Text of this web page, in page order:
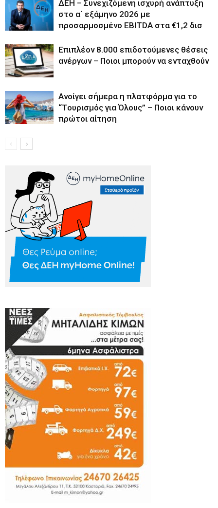
ΔΕΗ – Συνεχιζόμενη ισχυρή ανάπτυξη
στο α΄ εξάμηνο 2026 με
προσαρμοσμένο EBITDA στα €1,2 δισ
Επιπλέον 8.000 επιδοτούμενες θέσεις
ανέργων – Ποιοι μπορούν να ενταχθούν
Ανοίγει σήμερα η πλατφόρμα για το
“Τουρισμός για Όλους” – Ποιοι κάνουν
πρώτοι αίτηση